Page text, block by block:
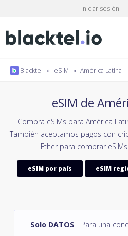
Iniciar sesión
Blacktel » eSIM » América Latina
eSIM de
Compra eSIMs para América
También aceptamos pagos con
Ether para comprar
eSIM por país eSIM
Solo DATOS - Para una